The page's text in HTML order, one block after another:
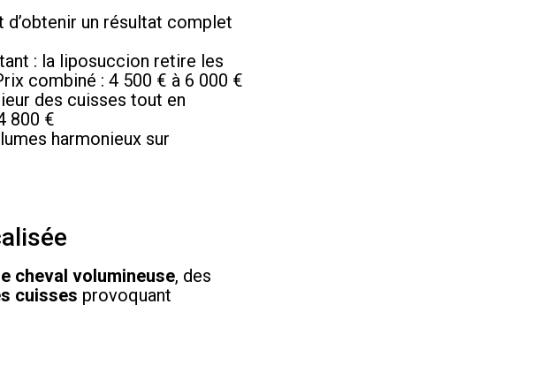
d’obtenir un résultat complet
: la liposuccion retire les
combiné : 4 500 € à 6 000 €
des cuisses tout en
800 €
harmonieux sur
cheval volumineuse, des
cuisses provoquant